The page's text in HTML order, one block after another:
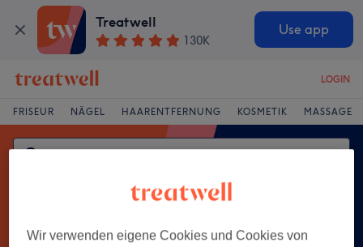
Treatwell
130K
Use app
LOGIN
FRISEUR NÄGEL HAARENTFERNUNG KOSMETIK MASSAGE
Wir verwenden eigene Cookies und Cookies von